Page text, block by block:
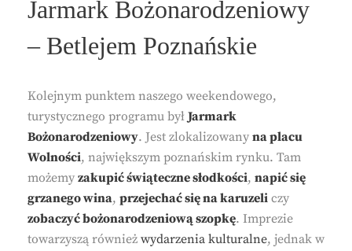
Jarmark Bożonarodzeniowy
– Betlejem Poznańskie
Kolejnym punktem naszego weekendowego,
turystycznego programu byłJarmark
Bożonarodzeniowy. Jest zlokalizowany na placu
Wolności, największym poznańskim rynku. Tam
możemy zakupić świąteczne słodkości, napić się
grzanego wina, przejechać się na karuzeli czy
zobaczyć bożonarodzeniową szopkę. Imprezie
towarzyszą również wydarzenia kulturalne, jednak w